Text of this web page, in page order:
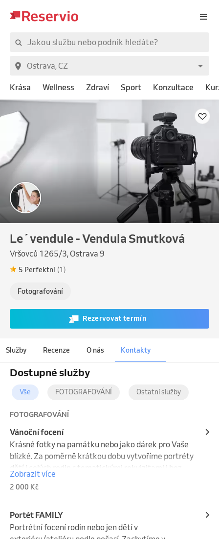
Krása Wellness Zdraví Sport Konzultace
Le´vendule - Vendula Smutková
Vršovců 1265/3, Ostrava 9
5 Perfektní (1)
Fotografování
Rezervovat termín
Služby Recenze O nás Kontakty
Dostupné služby
Vše FOTOGRAFOVÁNÍ Ostatní služby
FOTOGRAFOVÁNÍ
Vánoční focení
Krásné fotky na památku nebo jako dárek pro Vaše
blízké. Za poměrně krátkou dobu vytvoříme portréty
dětí i celých rodin s tematickými rekvizitami i bez
nich. Věnujte tuto hodinu k nafocení fotografií, které
zachytí Váš život. Focení v ateliéru. V balíčku je 5
editovaných fotografií v plné kvalitě, úprava 1 fotky
na PF v dig. i tištěné verzi. Vítání jsou i domácí
mazlíčci :)
Zobrazit více
2 000 Kč
Portét FAMILY
Portrétní focení rodin nebo jen dětí v